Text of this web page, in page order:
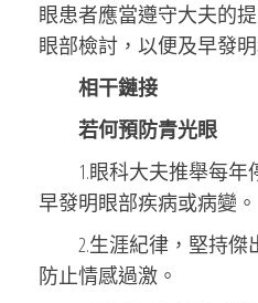
眼患者應當遵守大夫的
眼部檢討，以便及早發
相干鏈接
若何預防青光眼
1.眼科大夫推舉每
早發明眼部疾病或病變。
2.生涯紀律，堅持傑
防止情感過激。